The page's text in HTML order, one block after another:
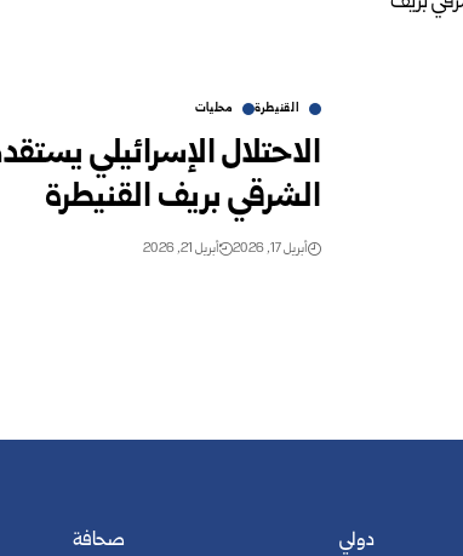
القنيطرة محليات
الاحتلال الإسرائيلي
الشرقي بريف القنيطرة
أبريل 17, 2026 أبريل 21, 2026
دولي
صحافة